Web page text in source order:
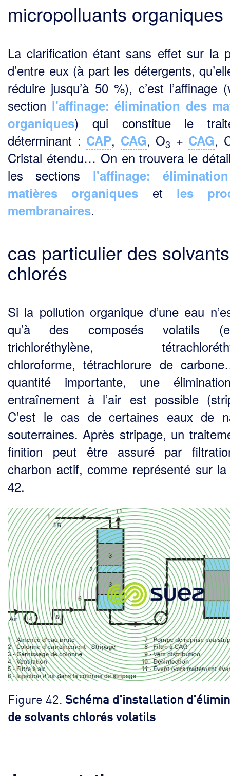
micropolluants organiques
La clarification étant sans effet sur la
d’entre eux (à part les détergents,
réduire jusqu’à 50 %), c’est l’affinage
section l'affinage: élimination des
organiques) qui constitue le
déterminant : CAP, CAG, O3 + CAG,
Cristal étendu… On en trouvera le
les sections l'affinage:
matières organiques et les
membranaires.
cas particulier des solvants
chlorés
Si la pollution organique d’une eau
qu’à des composés volatils
trichloréthylène,
chloroforme, tétrachlorure de
quantité importante, une
entraîne­ment à l’air est possible
C’est le cas de certaines eaux de
souterraines. Après stripage, un
finition peut être assuré par
charbon actif, comme représenté sur
42.
Figure 42. Schéma d'installation
de solvants chlorés volatils